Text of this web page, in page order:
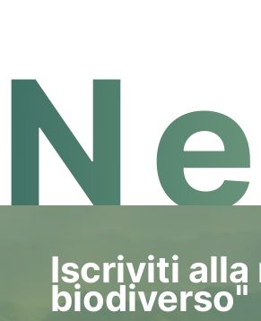
Iscriviti alla
biodiverso"